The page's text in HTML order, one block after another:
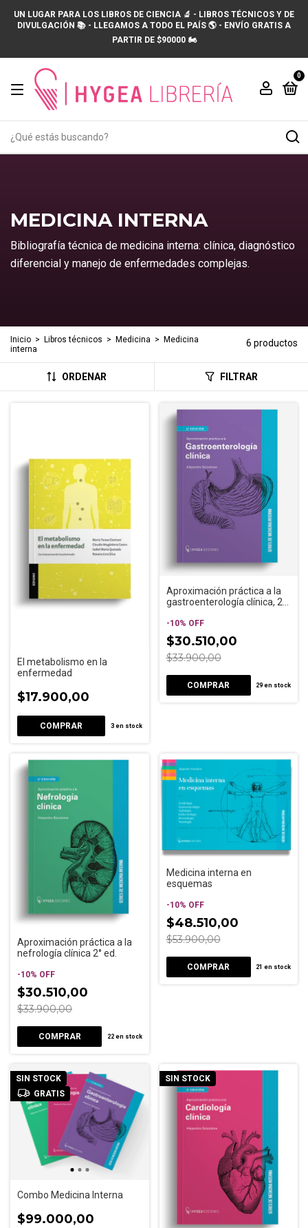
UN LUGAR PARA LOS LIBROS DE CIENCIA 🔬 - LIBROS TÉCNICOS Y DE
DIVULGACIÓN 📚 - LLEGAMOS A TODO EL PAÍS 🌎 - ENVÍO GRATIS A
PARTIR DE $90000 🏍️
0
MEDICINA INTERNA
Bibliografía técnica de medicina interna: clínica, diagnóstico
diferencial y manejo de enfermedades complejas.
Inicio > Libros técnicos > Medicina > Medicina
interna
6 productos
ORDENAR FILTRAR
El metabolismo en la
enfermedad
$17.900,00
3en stock
Aproximación práctica a la
gastroenterología clínica, 2°
-10% OFF
$30.510,00
$33.900,00
29 en stock
Aproximación práctica a la
nefrología clínica 2° ed.
-10% OFF
$30.510,00
$33.900,00
22en stock
Medicina interna en
esquemas
-10% OFF
$48.510,00
$53.900,00
21 en stock
SIN STOCK
GRATIS
Combo Medicina Interna
$99.000,00
SIN STOCK